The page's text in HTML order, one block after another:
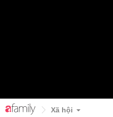
Xã hội